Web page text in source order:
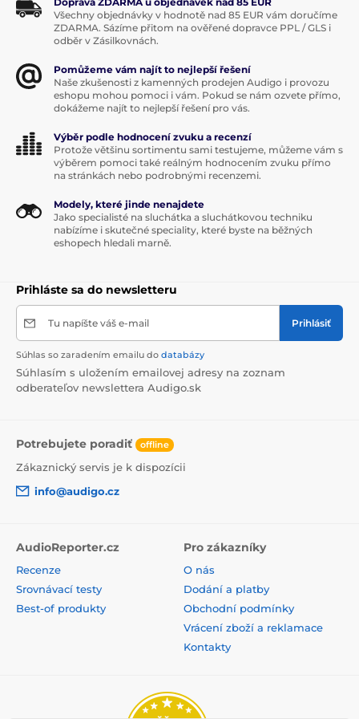
zariadenia
Technické údaje
Všechny objednávky v hodnotě nad 85 EUR vám doručíme
ZDARMA. Sázíme přitom na ověřené dopravce PPL / GLS i
odběr v Zásilkovnách.
Pomůžeme vám najít to nejlepší řešení
Naše zkušenosti z kamenných prodejen Audigo i provozu
eshopu mohou pomoci i vám. Pokud se nám ozvete přímo,
dokážeme najít to nejlepší řešení pro vás.
Výběr podle hodnocení zvuku a recenzí
Protože většinu sortimentu sami testujeme, můžeme vám s
výběrem pomoci také reálným hodnocením zvuku přímo
na stránkách nebo podrobnými recenzemi.
Modely, které jinde nenajdete
Jako specialisté na sluchátka a sluchátkovou techniku
nabízíme i skutečné speciality, které byste na běžných
eshopech hledali marně.
Prihláste sa do newsletteru
Tu napíšte váš e-mail Prihlásiť
Súhlas so zaradením emailu do databázy
Súhlasím s uložením emailovej adresy na zoznam
odberateľov newslettera Audigo.sk
Potrebujete poradiť offline
Zákaznický servis je k dispozícii
info@audigo.cz
AudioReporter.cz
Recenze
Srovnávací testy
Best-of produkty
Pro zákazníky
O nás
Dodání a platby
Obchodní podmínky
Vrácení zboží a reklamace
Kontakty